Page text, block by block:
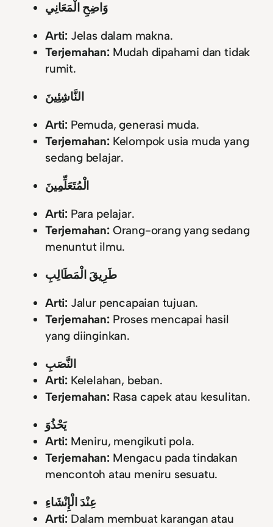
وَاضِحِ الْمَعَانِي
Arti: Jelas dalam makna.
Terjemahan:Mudah dipahami dan tidak
rumit.
النَّاشِئِينَ
Arti: Pemuda, generasi muda.
Terjemahan:Kelompok usia muda yang
sedang belajar.
الْمُتَعَلِّمِينَ
Arti: Para pelajar.
Terjemahan:Orang-orang yang sedang
menuntut ilmu.
طَرِيقَ الْمَطَالِبِ
Arti: Jalur pencapaian tujuan.
Terjemahan:Proses mencapai hasil
yang diinginkan.
النَّصَبِ
Arti: Kelelahan, beban.
Terjemahan:Rasa capek atau kesulitan.
يَحْذُوَ
Arti: Meniru, mengikuti pola.
Terjemahan: Mengacu pada tindakan
mencontoh atau meniru sesuatu.
عِنْدَ الْإِنْشَاءِ
Arti: Dalam membuat karangan atau